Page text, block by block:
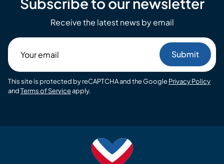
Receive the latest news by email
email
This site is protected by reCAPTCHA and the GooglePrivacy Policy
andTerms of Serviceapply.